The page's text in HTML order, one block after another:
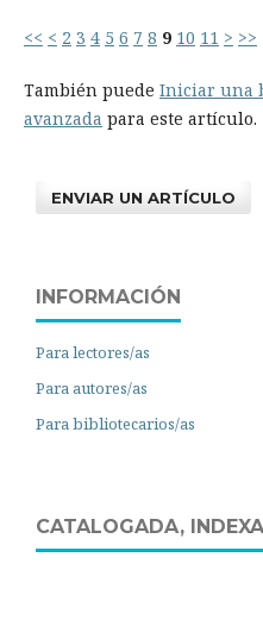
<< < 2 3 4 5 6 7 8 9 10 11 > >>
También puede Iniciar una
avanzada para este artículo.
ENVIAR UN ARTÍCULO
INFORMACIÓN
Para lectores/as
Para autores/as
Para bibliotecarios/as
CATALOGADA,